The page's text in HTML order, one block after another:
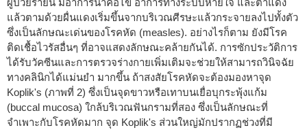
แล้วตามด้วยผื่นแดงเริ่มขึ้นจากบริเวณศีรษะแล้วกระจายลงไปทั้งตัว
ซึ่งเป็นลักษณะเด่นของโรคหัด (measles). อย่างไรก็ตาม ยังมีโรค
ติดเชื้อไวรัสอื่นๆ ที่อาจแสดงลักษณะคล้ายกันได้. การซักประวัติการ
ได้รับวัคซีนและการตรวจร่างกายเพิ่มเติมจะช่วยให้สามารถวินิจฉัย
ทางคลินิกได้แม่นยำ มากขึ้น ถ้าสงสัยโรคหัดจะต้องมองหาจุด
Koplik's (ภาพที่ 2) ซึ่งเป็นจุดขาวหรือเทาบนเยื่อบุกระพุ้งแก้ม
(buccal mucosa) ใกล้บริเวณฟันกรามที่สอง ซึ่งเป็นลักษณะที่
จำเพาะกับโรคหัดมาก จุด Koplik's ส่วนใหญ่มักปรากฏช่วงที่มี